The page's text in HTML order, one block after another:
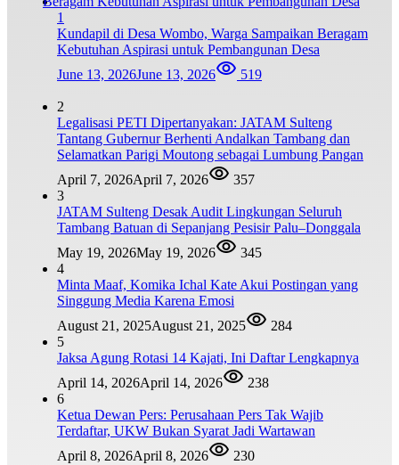
1
Kundapil di Desa Wombo, Warga Sampaikan Beragam
Kebutuhan Aspirasi untuk Pembangunan Desa
June 13, 2026June 13, 2026 519
2
Legalisasi PETI Dipertanyakan: JATAM Sulteng
Tantang Gubernur Berhenti Andalkan Tambang dan
Selamatkan Parigi Moutong sebagai Lumbung Pangan
April 7, 2026April 7, 2026
357
3
JATAM Sulteng Desak Audit Lingkungan Seluruh
Tambang Batuan di Sepanjang Pesisir Palu–Donggala
May 19, 2026May 19, 2026
345
4
Minta Maaf, Komika Ichal Kate Akui Postingan yang
Singgung Media Karena Emosi
August 21, 2025August 21, 2025
284
5
Jaksa Agung Rotasi 14 Kajati, Ini Daftar Lengkapnya
April 14, 2026April 14, 2026
238
6
Ketua Dewan Pers: Perusahaan Pers Tak Wajib
Terdaftar, UKW Bukan Syarat Jadi Wartawan
April 8, 2026April 8, 2026 230